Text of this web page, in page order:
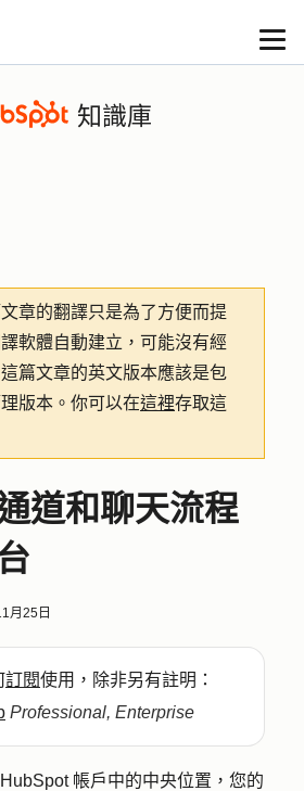
知識庫
文章的翻譯只是為了方便而提
軟體自動建立，可能沒有經
篇文章的英文版本應該是包
版本。你可以在這裡存取這
道和聊天流程
月25日
訂閱使用，除非另有註明：
Professional, Enterprise
帳戶中的中央位置，您的